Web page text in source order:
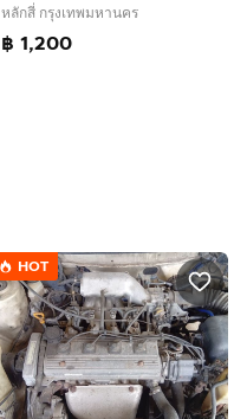
หลักสี่ กรุงเทพมหานคร
฿ 1,200
HOT